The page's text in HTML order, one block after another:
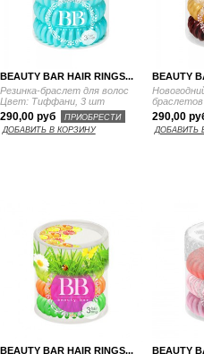
BEAUTY BAR HAIR RINGS...
Резинка-браслет для волос
Цвет: Тиффани, 3 шт
290,00 руб
ПРИОБРЕСТИ
ДОБАВИТЬ В КОРЗИНУ
BEAUTY
290,00
ДОБАВИТЬ
BEAUTY BAR HAIR RINGS...
BEAUTY